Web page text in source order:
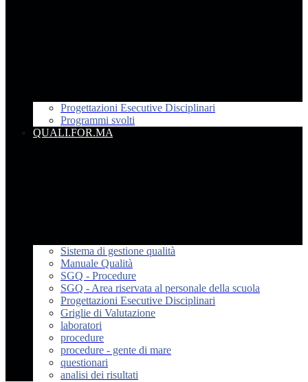
Progettazioni Esecutive Disciplinari
Programmi svolti
QUALI.FOR.MA
Sistema di gestione qualità
Manuale Qualità
SGQ - Procedure
SGQ - Area riservata al personale della scuola
Progettazioni Esecutive Disciplinari
Griglie di Valutazione
laboratori
procedure
procedure - gente di mare
questionari
analisi dei risultati